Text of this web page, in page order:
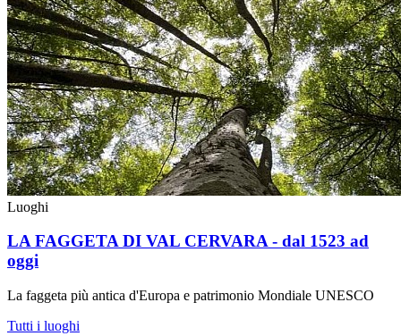
Luoghi
LA FAGGETA DI VAL CERVARA - dal 1523 ad
oggi
La faggeta più antica d'Europa e patrimonio Mondiale UNESCO
Tutti i luoghi